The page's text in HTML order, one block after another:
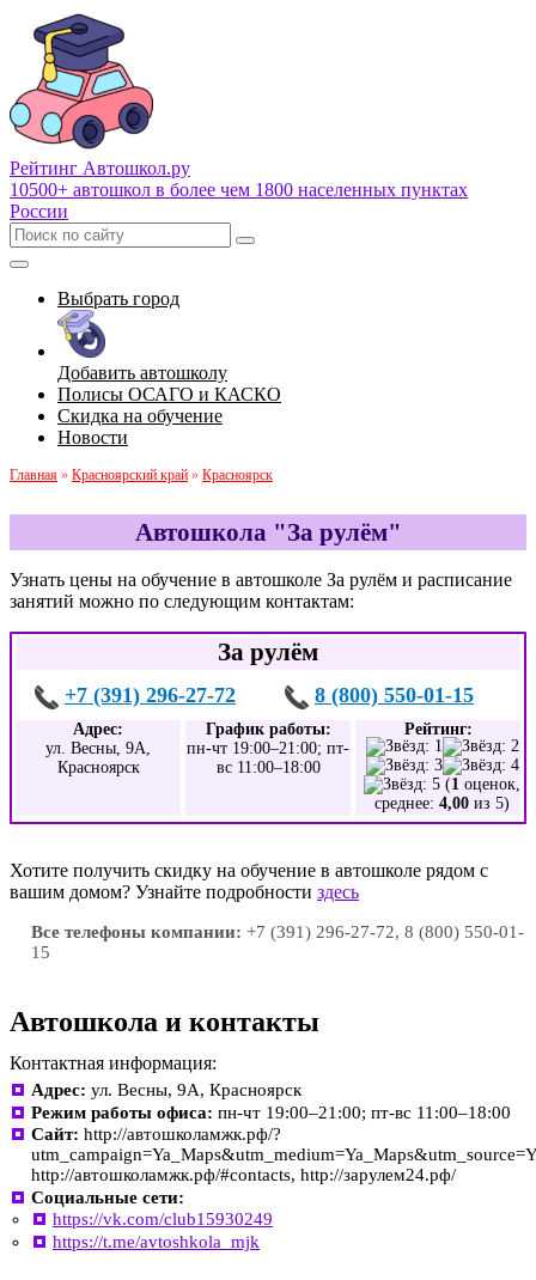
Рейтинг Автошкол.ру
10500+ автошкол в более чем 1800 населенных пунктах
России
Выбрать город
Добавить автошколу
Полисы ОСАГО и КАСКО
Скидка на обучение
Новости
Главная » Красноярский край » Красноярск
Автошкола "За рулём"
Узнать цены на обучение в автошколе За рулём и расписание
занятий можно по следующим контактам:
За рулём
+7 (391) 296-27-72 8 (800) 550-01-15
Адрес:
ул. Весны, 9А,
Красноярск
График работы:
пн-чт 19:00–21:00; пт-
вс 11:00–18:00
Рейтинг:
(1 оценок,
среднее: 4,00 из 5)
Хотите получить скидку на обучение в автошколе рядом с
вашим домом? Узнайте подробности здесь
Все телефоны компании: +7 (391) 296-27-72, 8 (800) 550-01-
15
Автошкола и контакты
Контактная информация:
Адрес: ул. Весны, 9А, Красноярск
Режим работы офиса: пн-чт 19:00–21:00; пт-вс 11:00–18:00
Сайт: http://автошколамжк.рф/?
http://автошколамжк.рф/#contacts, http://зарулем24.рф/
Социальные сети:
https://vk.com/club15930249
https://t.me/avtoshkola_mjk